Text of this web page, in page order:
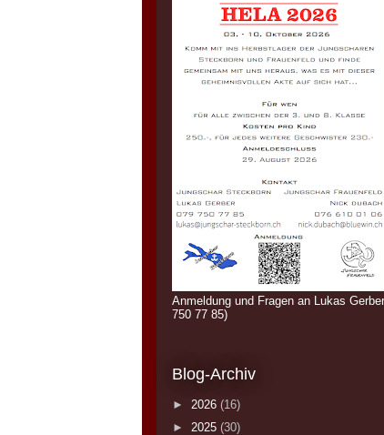
Anmeldung und Fragen an Lukas
750 77 85)
Blog-Archiv
► 2026 (16)
► 2025 (30)